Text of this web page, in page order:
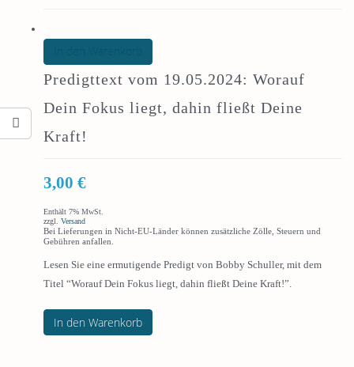
Predigttext vom 19.05.2024: Worauf
Dein Fokus liegt, dahin fließt Deine
Kraft!
3,00 €
Enthält 7% MwSt.
zzgl. Versand
Bei Lieferungen in Nicht-EU-Länder können zusätzliche Zölle, Steuern und
Gebühren anfallen.
Lesen Sie eine ermutigende Predigt von Bobby Schuller, mit dem
Titel “Worauf Dein Fokus liegt, dahin fließt Deine Kraft!”.
In den Warenkorb